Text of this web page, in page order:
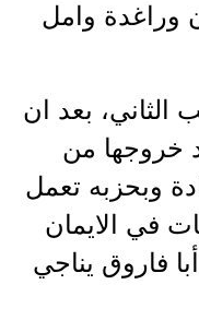
وراغدة وامل
المكتب الثاني، بعد ان
خروجها من
وبحزبه تعمل
في الايمان
فاروق يناجي